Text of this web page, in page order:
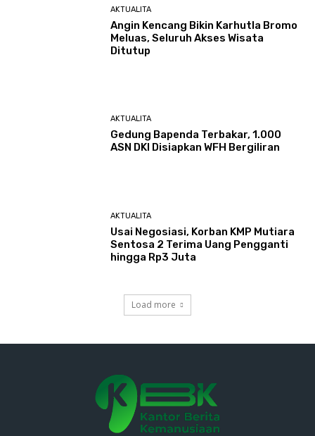
AKTUALITA
Angin Kencang Bikin Karhutla Bromo
Meluas, Seluruh Akses Wisata
Ditutup
AKTUALITA
Gedung Bapenda Terbakar, 1.000
ASN DKI Disiapkan WFH Bergiliran
AKTUALITA
Usai Negosiasi, Korban KMP Mutiara
Sentosa 2 Terima Uang Pengganti
hingga Rp3 Juta
Load more